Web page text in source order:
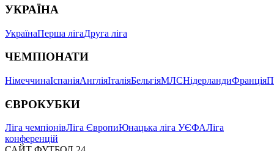
УКРАЇНА
УкраїнаПерша лігаДруга ліга
ЧЕМПІОНАТИ
НімеччинаІспаніяАнгліяІталіяБельгіяМЛСНідерландиФранція
ЄВРОКУБКИ
Ліга чемпіонівЛіга ЄвропиЮнацька ліга УЄФАЛіга
конференцій